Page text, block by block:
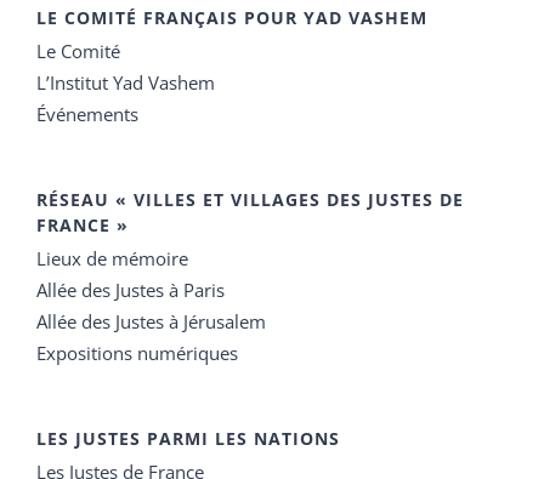
LE COMITÉ FRANÇAIS POUR YAD VASHEM
Le Comité
L’Institut Yad Vashem
Événements
RÉSEAU « VILLES ET VILLAGES DES JUSTES DE
FRANCE »
Lieux de mémoire
Allée des Justes à Paris
Allée des Justes à Jérusalem
Expositions numériques
LES JUSTES PARMI LES NATIONS
Les Justes de France